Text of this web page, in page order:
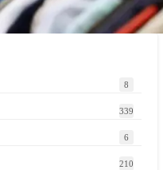
8
339
6
210